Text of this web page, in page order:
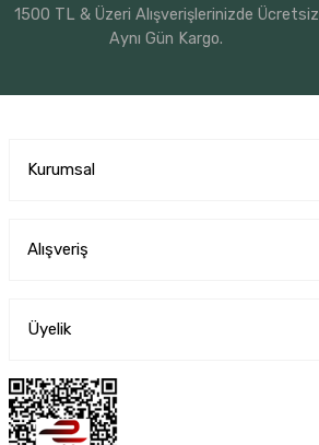
1500 TL & Üzeri Alışverişlerinizde Ücretsiz
Aynı Gün Kargo.
Kurumsal
Alışveriş
Üyelik